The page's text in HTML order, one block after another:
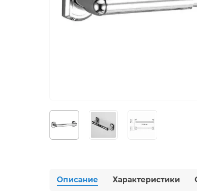
Описание Характеристики